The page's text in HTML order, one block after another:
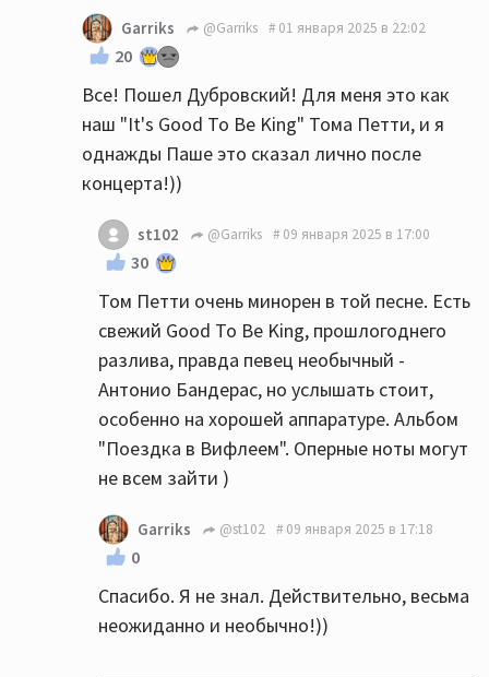
Garriks @Garriks 01 января 2025 в 22:02
20
Все! Пошел Дубровский! Для меня это как
наш "It's Good To Be King" Тома Петти, и я
однажды Паше это сказал лично после
концерта!))
st102 @Garriks 09 января 2025 в 17:00
30
Том Петти очень минорен в той песне. Есть
свежий Good To Be King, прошлогоднего
разлива, правда певец необычный -
Антонио Бандерас, но услышать стоит,
особенно на хорошей аппаратуре. Альбом
"Поездка в Вифлеем". Оперные ноты могут
не всем зайти )
Garriks @st102 09 января 2025 в 17:18
0
Спасибо. Я не знал. Действительно, весьма
неожиданно и необычно!))